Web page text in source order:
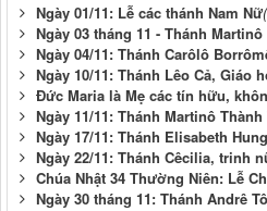
Ngày 01/11: Lễ các thánh Nam Nữ
Ngày 03 tháng 11 - Thánh
Ngày 04/11: Thánh Carôlô
Ngày 10/11: Thánh Lêo Cả, Giáo
Đức Maria là Mẹ các tín hữu,
Ngày 11/11: Thánh Martinô
Ngày 17/11: Thánh Elisabeth
Ngày 22/11: Thánh Cêcilia, trinh
Chúa Nhật 34 Thường Niên: Lễ
Ngày 30 tháng 11: Thánh Andrê